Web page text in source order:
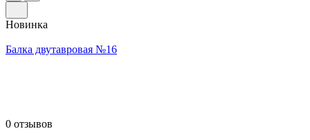
Новинка
Балка двутавровая №16
0 отзывов